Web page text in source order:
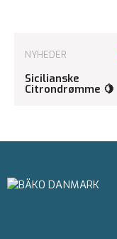
NYHEDER
Sicilianske
Citrondrømme 🍋